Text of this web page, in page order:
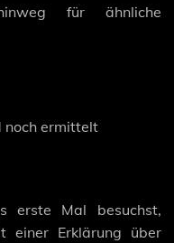
für ähnliche
noch ermittelt
erste Mal besuchst,
Erklärung über